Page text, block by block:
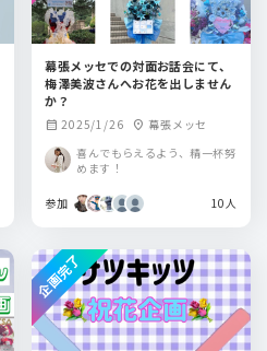
幕張メッセでの対面お話会にて、
梅澤美波さんへお花を出しません
か？
calendar_month 2025/1/26 location_on 幕張メッセ
喜んでもらえるよう、精一杯努
めます！
参加 10人
企画完了